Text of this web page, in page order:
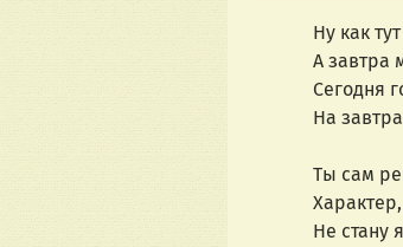
Ну как тут
А завтра
Сегодня
На завтра -
Ты сам
Характер,
Не стану я